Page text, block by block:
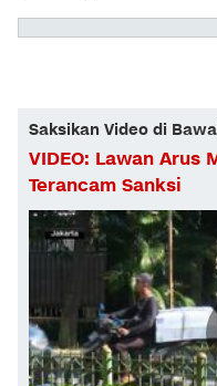
Saksikan Video di
VIDEO: Lawan Arus
Terancam Sanksi